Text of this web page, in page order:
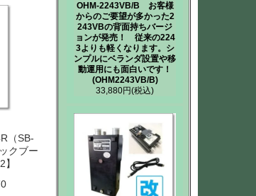
（SB-
クブー
OHM-2243VB/B お客様
からのご要望が多かった2
243VBの背面持ちバージ
ョンが発売！ 従来の224
3よりも軽くなります。シ
ンプルにベランダ設置や移
動運用にも面白いです！
(OHM2243VB/B)
33,880円(税込)